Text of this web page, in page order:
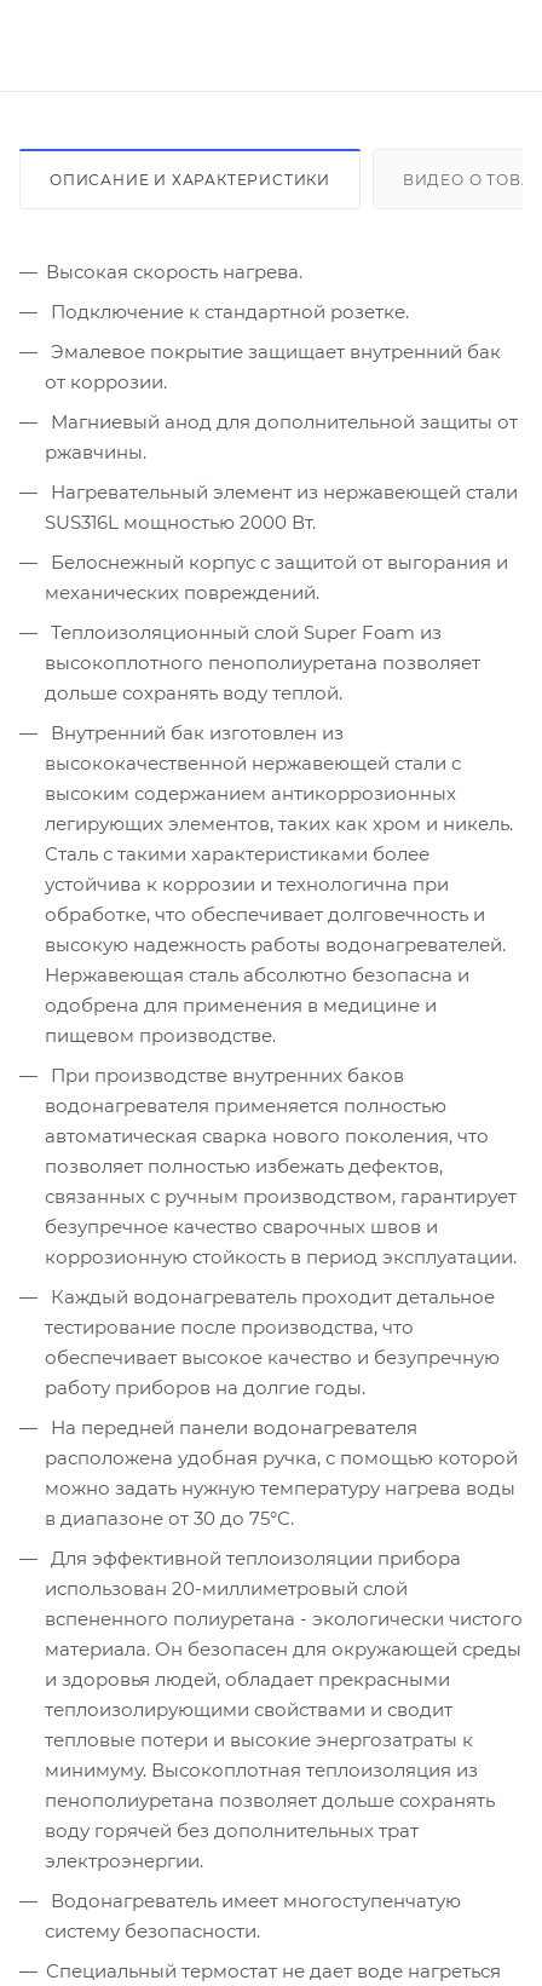
ОПИСАНИЕ И ХАРАКТЕРИСТИКИ ВИДЕО О
Высокая скорость нагрева.
Подключение к стандартной розетке.
Эмалевое покрытие защищает внутренний бак
от коррозии.
Магниевый анод для дополнительной защиты от
ржавчины.
Нагревательный элемент из нержавеющей стали
SUS316L мощностью 2000 Вт.
Белоснежный корпус с защитой от выгорания и
механических повреждений.
Теплоизоляционный слой Super Foam из
высокоплотного пенополиуретана позволяет
дольше сохранять воду теплой.
Внутренний бак изготовлен из
высококачественной нержавеющей стали с
высоким содержанием антикоррозионных
легирующих элементов, таких как хром и никель.
Сталь с такими характеристиками более
устойчива к коррозии и технологична при
обработке, что обеспечивает долговечность и
высокую надежность работы водонагревателей.
Нержавеющая сталь абсолютно безопасна и
одобрена для применения в медицине и
пищевом производстве.
При производстве внутренних баков
водонагревателя применяется полностью
автоматическая сварка нового поколения, что
позволяет полностью избежать дефектов,
связанных с ручным производством, гарантирует
безупречное качество сварочных швов и
коррозионную стойкость в период эксплуатации.
Каждый водонагреватель проходит детальное
тестирование после производства, что
обеспечивает высокое качество и безупречную
работу приборов на долгие годы.
На передней панели водонагревателя
расположена удобная ручка, с помощью которой
можно задать нужную температуру нагрева воды
в диапазоне от 30 до 75°С.
Для эффективной теплоизоляции прибора
использован 20-миллиметровый слой
вспененного полиуретана - экологически чистого
материала. Он безопасен для окружающей среды
и здоровья людей, обладает прекрасными
теплоизолирующими свойствами и сводит
тепловые потери и высокие энергозатраты к
минимуму. Высокоплотная теплоизоляция из
пенополиуретана позволяет дольше сохранять
воду горячей без дополнительных трат
электроэнергии.
Водонагреватель имеет многоступенчатую
систему безопасности.
Специальный термостат не дает воде нагреться